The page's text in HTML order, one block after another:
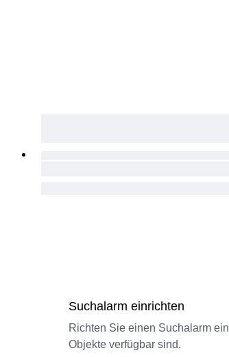
Suchalarm einrichten
Richten Sie einen Suchalarm
Objekte verfügbar sind.